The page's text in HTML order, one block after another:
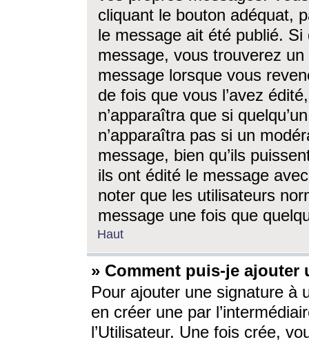
cliquant le bouton adéquat,
le message ait été publié. Si
message, vous trouverez
message lorsque vous
de fois que vous l’avez
n’apparaîtra que si
n’apparaîtra pas si un
message, bien qu’ils
ils ont édité le message
noter que les utilisateurs
message une fois que
Haut
» Comment puis-je ajouter
Pour ajouter une signature à
en créer une par
l’Utilisateur. Une fois crée,